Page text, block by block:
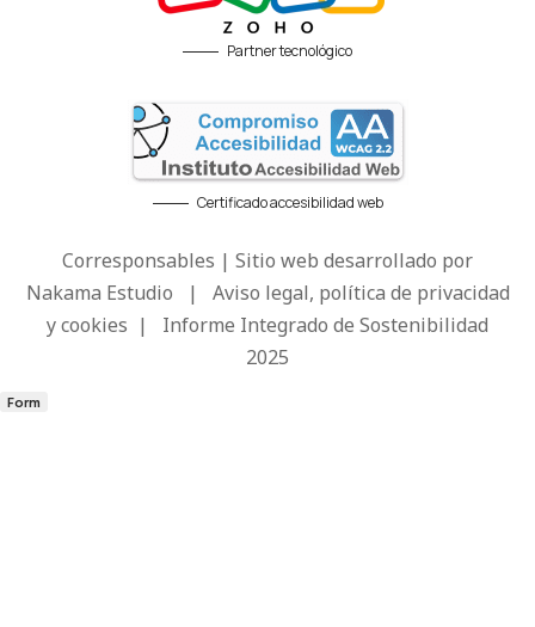
Partner tecnológico
Certificado accesibilidad web
Corresponsables | Sitio web desarrollado por
Nakama Estudio | Aviso legal, política de privacidad
y cookies | Informe Integrado de Sostenibilidad
2025
Form